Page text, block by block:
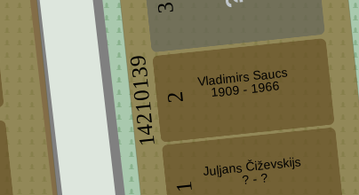
14210139
1
2
3
Juļjans Čiževskijs
? - ?
Vladimirs Saucs
1909 - 1966